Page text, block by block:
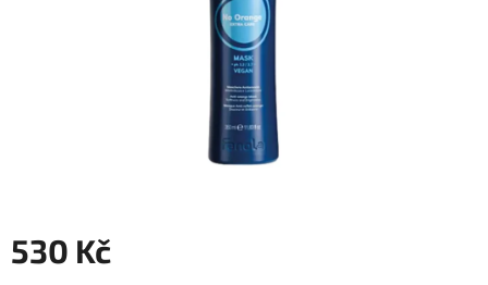
530 Kč